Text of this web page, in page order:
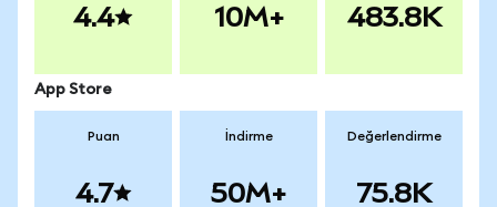
4.4 10M+ 483.8K
App Store
Puan
4.7
İndirme
50M+
Değerlendirme
75.8K